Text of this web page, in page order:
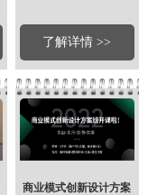
了解详情 >>
商业模式创新设计方案